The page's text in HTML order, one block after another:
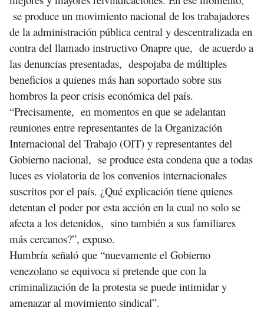
se produce un movimiento nacional de los trabajadores
de la administración pública central y descentralizada en
contra del llamado instructivo Onapre que, de acuerdo a
las denuncias presentadas, despojaba de múltiples
beneficios a quienes más han soportado sobre sus
hombros la peor crisis económica del país.
“Precisamente, en momentos en que se adelantan
reuniones entre representantes de la Organización
Internacional del Trabajo (OIT) y representantes del
Gobierno nacional, se produce esta condena que a todas
luces es violatoria de los convenios internacionales
suscritos por el país. ¿Qué explicación tiene quienes
detentan el poder por esta acción en la cual no solo se
afecta a los detenidos, sino también a sus familiares
más cercanos?”, expuso.
Humbría señaló que “nuevamente el Gobierno
venezolano se equivoca si pretende que con la
criminalización de la protesta se puede intimidar y
amenazar al movimiento sindical”.